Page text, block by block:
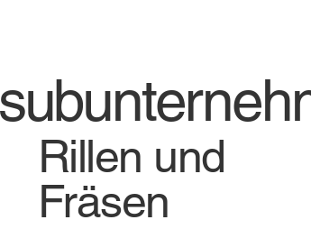
Rillen und
Fräsen